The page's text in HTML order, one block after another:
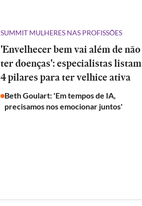
SUMMIT MULHERES NAS PROFISSÕES
'Envelhecer bem vai além de não
ter doenças': especialistas listam
4 pilares para ter velhice ativa
Beth Goulart: 'Em tempos de IA,
precisamos nos emocionar juntos'